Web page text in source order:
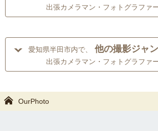
出張カメラマン・フォトグラファ
愛知県半田市内で、 他の撮影ジャ
出張カメラマン・フォトグラファ
OurPhoto